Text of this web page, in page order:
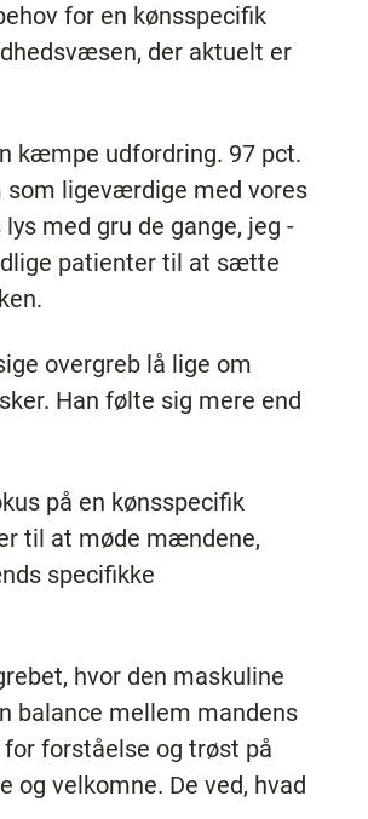
for en kønsspecifik
der aktuelt er
kæmpe udfordring. 97 pct.
som ligeværdige med vores
med gru de gange, jeg -
patienter til at sætte
overgreb lå lige om
Han følte sig mere end
på en kønsspecifik
til at møde mændene,
specifikke
hvor den maskuline
balance mellem mandens
forståelse og trøst på
og velkomne. De ved, hvad